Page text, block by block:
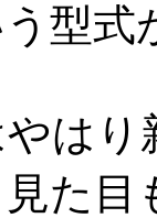
う型式
は
た目